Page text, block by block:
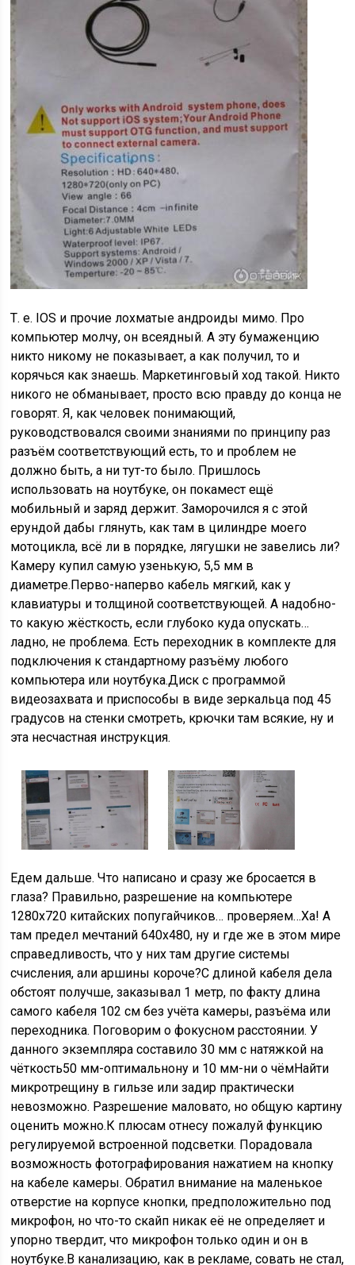
Т. е. IOS и прочие лохматые андроиды мимо. Про
компьютер молчу, он всеядный. А эту бумаженцию
никто никому не показывает, а как получил, то и
корячься как знаешь. Маркетинговый ход такой. Никто
никого не обманывает, просто всю правду до конца не
говорят. Я, как человек понимающий,
руководствовался своими знаниями по принципу раз
разъём соответствующий есть, то и проблем не
должно быть, а ни тут-то было. Пришлось
использовать на ноутбуке, он покамест ещё
мобильный и заряд держит. Заморочился я с этой
ерундой дабы глянуть, как там в цилиндре моего
мотоцикла, всё ли в порядке, лягушки не завелись ли?
Камеру купил самую узенькую, 5,5 мм в
диаметре.Перво-наперво кабель мягкий, как у
клавиатуры и толщиной соответствующей. А надобно-
то какую жёсткость, если глубоко куда опускать…
ладно, не проблема. Есть переходник в комплекте для
подключения к стандартному разъёму любого
компьютера или ноутбука.Диск с программой
видеозахвата и приспособы в виде зеркальца под 45
градусов на стенки смотреть, крючки там всякие, ну и
эта несчастная инструкция.
Едем дальше. Что написано и сразу же бросается в
глаза? Правильно, разрешение на компьютере
1280х720 китайских попугайчиков… проверяем…Ха! А
там предел мечтаний 640х480, ну и где же в этом мире
справедливость, что у них там другие системы
счисления, али аршины короче?С длиной кабеля дела
обстоят получше, заказывал 1 метр, по факту длина
самого кабеля 102 см без учёта камеры, разъёма или
переходника. Поговорим о фокусном расстоянии. У
данного экземпляра составило 30 мм с натяжкой на
чёткость50 мм-оптимальнону и 10 мм-ни о чёмНайти
микротрещину в гильзе или задир практически
невозможно. Разрешение маловато, но общую картину
оценить можно.К плюсам отнесу пожалуй функцию
регулируемой встроенной подсветки. Порадовала
возможность фотографирования нажатием на кнопку
на кабеле камеры. Обратил внимание на маленькое
отверстие на корпусе кнопки, предположительно под
микрофон, но что-то скайп никак её не определяет и
упорно твердит, что микрофон только один и он в
ноутбуке.В канализацию, как в рекламе, совать не стал,